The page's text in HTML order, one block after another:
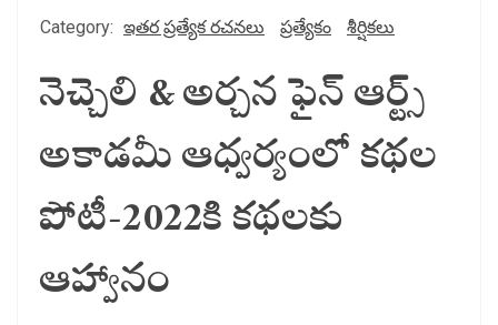
Category: ఇతర ప్రత్యేక రచనలు ప్రత్యేకం శీర్షికలు
నెచ్చెలి & అర్చన ఫైన్ ఆర్ట్స్
అకాడమీ ఆధ్వర్యంలో కథల
పోటీ-2022కి కథలకు
ఆహ్వానం